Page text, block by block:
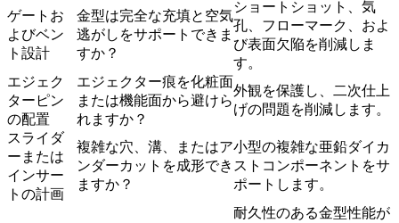
ゲートお
よびベン
ト設計
金型は完全な充填と空気
逃がしをサポートできま
すか？
ショートショット、気
孔、フローマーク、およ
び表面欠陥を削減しま
す。
エジェク
ターピン
の配置
エジェクター痕を化粧面
または機能面から避けら
れますか？
外観を保護し、二次仕上
げの問題を削減します。
スライダ
ーまたは
インサー
トの計画
複雑な穴、溝、またはア
ンダーカットを成形でき
ますか？
小型の複雑な亜鉛ダイカ
ストコンポーネントをサ
ポートします。
耐久性のある金型性能が